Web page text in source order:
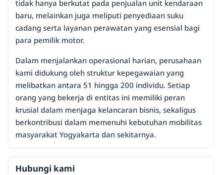
tidak hanya berkutat pada penjualan unit kendaraan
baru, melainkan juga meliputi penyediaan suku
cadang serta layanan perawatan yang esensial bagi
para pemilik motor.
Dalam menjalankan operasional harian, perusahaan
kami didukung oleh struktur kepegawaian yang
melibatkan antara 51 hingga 200 individu. Setiap
orang yang bekerja di entitas ini memiliki peran
krusial dalam menjaga kelancaran bisnis, sekaligus
berkontribusi dalam memenuhi kebutuhan mobilitas
masyarakat Yogyakarta dan sekitarnya.
Hubungi kami